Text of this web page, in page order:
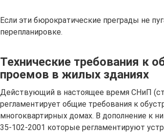
Если эти бюрократические преграды не
перепланировке.
Технические требования к
проемов в жилых зданиях
Действующий в настоящее время СНиП
регламентирует общие требования к
многоквартирных домах. В дополнение к
35-102-2001 которые регламентируют